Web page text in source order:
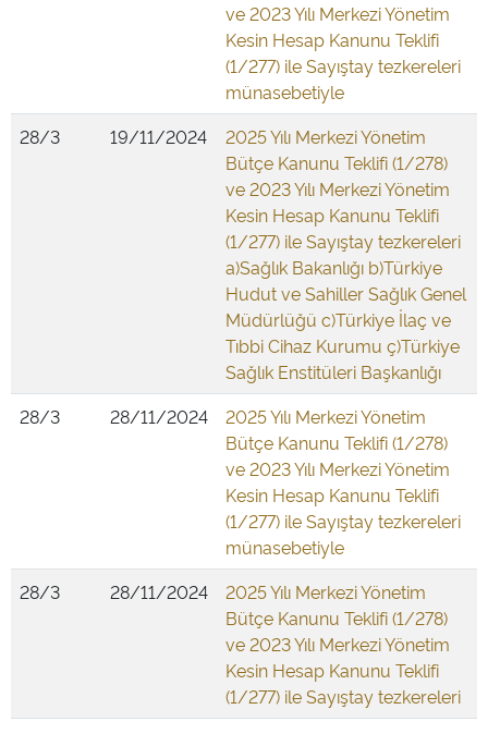
ve 2023 Yılı Merkezi Yönetim
Kesin Hesap Kanunu Teklifi
(1/277) ile Sayıştay tezkereleri
münasebetiyle
28/3
19/11/2024
2025 Yılı Merkezi Yönetim
Bütçe Kanunu Teklifi (1/278)
ve 2023 Yılı Merkezi Yönetim
Kesin Hesap Kanunu Teklifi
(1/277) ile Sayıştay tezkereleri
a)Sağlık Bakanlığı b)Türkiye
Hudut ve Sahiller Sağlık Genel
Müdürlüğü c)Türkiye İlaç ve
Tıbbi Cihaz Kurumu ç)Türkiye
Sağlık Enstitüleri Başkanlığı
28/3
28/11/2024
2025 Yılı Merkezi Yönetim
Bütçe Kanunu Teklifi (1/278)
ve 2023 Yılı Merkezi Yönetim
Kesin Hesap Kanunu Teklifi
(1/277) ile Sayıştay tezkereleri
münasebetiyle
28/3
28/11/2024
2025 Yılı Merkezi Yönetim
Bütçe Kanunu Teklifi (1/278)
ve 2023 Yılı Merkezi Yönetim
Kesin Hesap Kanunu Teklifi
(1/277) ile Sayıştay tezkereleri